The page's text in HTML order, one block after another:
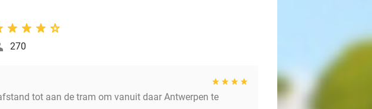
270
tot aan de tram om vanuit daar Antwerpen te